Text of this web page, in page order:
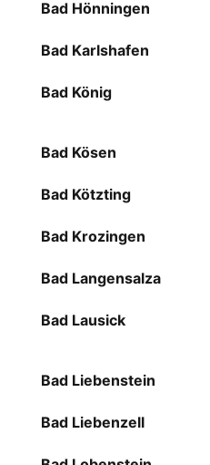
Bad Hönningen
Bad Karlshafen
Bad König
Bad Kösen
Bad Kötzting
Bad Krozingen
Bad Langensalza
Bad Lausick
Bad Liebenstein
Bad Liebenzell